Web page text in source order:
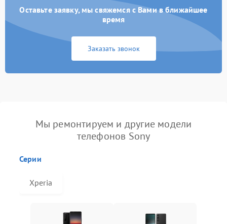
Оставьте заявку, мы свяжемся с Вами в ближайшее
время
Заказать звонок
Мы ремонтируем и другие модели
телефонов Sony
Серии
Xperia